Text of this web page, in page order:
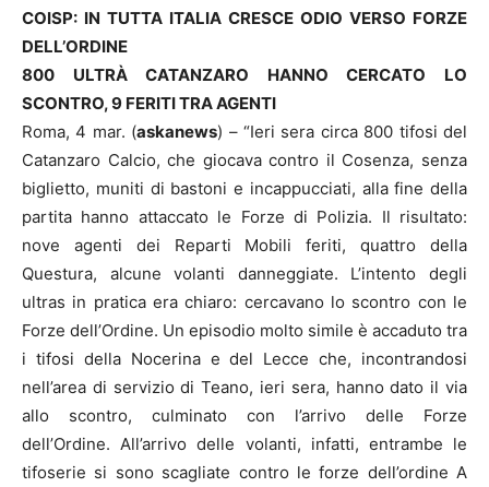
COISP: IN TUTTA ITALIA CRESCE ODIO VERSO FORZE
DELL’ORDINE
800 ULTRÀ CATANZARO HANNO CERCATO LO
SCONTRO, 9 FERITI TRA AGENTI
Roma, 4 mar. (askanews) – “Ieri sera circa 800 tifosi del
Catanzaro Calcio, che giocava contro il Cosenza, senza
biglietto, muniti di bastoni e incappucciati, alla fine della
partita hanno attaccato le Forze di Polizia. Il risultato:
nove agenti dei Reparti Mobili feriti, quattro della
Questura, alcune volanti danneggiate. L’intento degli
ultras in pratica era chiaro: cercavano lo scontro con le
Forze dell’Ordine. Un episodio molto simile è accaduto tra
i tifosi della Nocerina e del Lecce che, incontrandosi
nell’area di servizio di Teano, ieri sera, hanno dato il via
allo scontro, culminato con l’arrivo delle Forze
dell’Ordine. All’arrivo delle volanti, infatti, entrambe le
tifoserie si sono scagliate contro le forze dell’ordine A